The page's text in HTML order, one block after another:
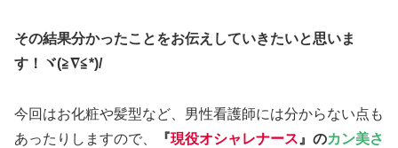
その結果分かったことをお伝えしていきたいと思いま
す！ヾ(≧∇≦*)/
今回はお化粧や髪型など、男性看護師には分からない点も
あったりしますので、
『現役オシャレナース 』のカン美さ